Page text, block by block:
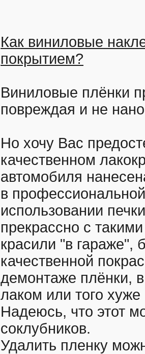
Как виниловые
покрытием?
Виниловые плёнки
повреждая и не
Но хочу Вас
качественном
автомобиля
в
использовании
прекрассно с
красили "в гараже",
качественной
демонтаже плёнки,
лаком или того хуже
Надеюсь, что этот
соклубников.
Удалить пленку